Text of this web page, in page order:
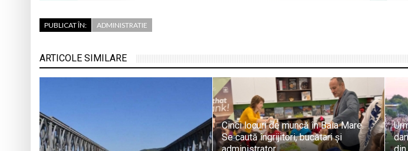
PUBLICAT ÎN: ADMINISTRATIE
ARTICOLE SIMILARE
Cinci locuri de muncă în Baia Mare.
Se caută îngrijitori, bucătari și